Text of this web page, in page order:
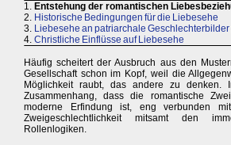
1. Entstehung der romantischen
2. Historische Bedingungen für die Liebesehe
3. Liebesehe an patriarchale
4. Christliche Einflüsse auf Liebesehe
Häufig scheitert der Ausbruch aus den
Gesellschaft schon im Kopf, weil die
Möglichkeit raubt, das andere zu denken.
Zusammenhang, dass die romantische
moderne Erfindung ist, eng verbunden
Zweigeschlechtlichkeit mitsamt den
Rollenlogiken.